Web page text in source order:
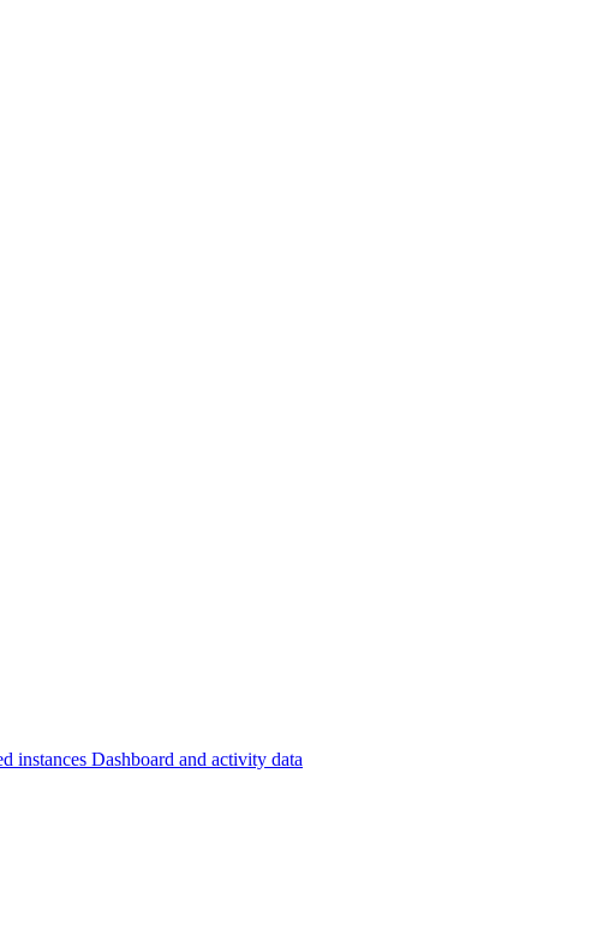
instances Dashboard and activity data